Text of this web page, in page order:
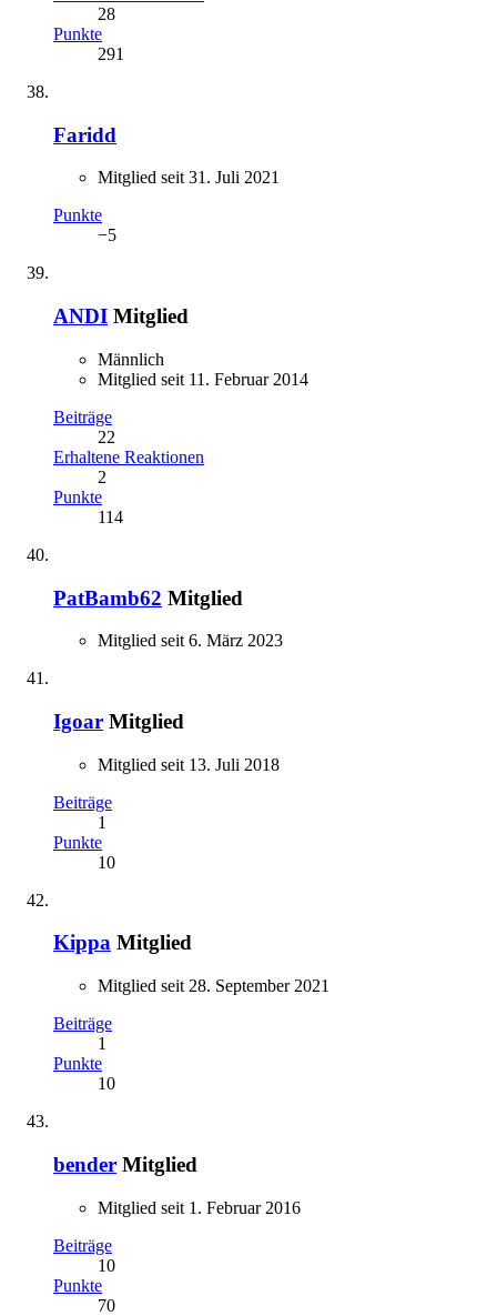
28
Punkte
291
Faridd
Mitglied seit 31. Juli 2021
Punkte
−5
ANDI Mitglied
Männlich
Mitglied seit 11. Februar 2014
Beiträge
22
Erhaltene Reaktionen
2
Punkte
114
PatBamb62 Mitglied
Mitglied seit 6. März 2023
Igoar Mitglied
Mitglied seit 13. Juli 2018
Beiträge
1
Punkte
10
Kippa Mitglied
Mitglied seit 28. September 2021
Beiträge
1
Punkte
10
bender Mitglied
Mitglied seit 1. Februar 2016
Beiträge
10
Punkte
70